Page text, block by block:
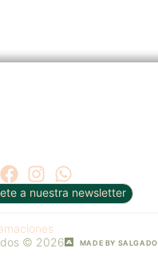
a nuestra newsletter
© 2026 MADE BY SALGADO